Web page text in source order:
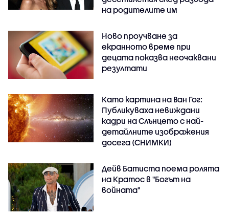
на родителите им
Ново проучване за
екранното време при
децата показва неочаквани
резултати
Като картина на Ван Гог:
Публикуваха невиждани
кадри на Слънцето с най-
детайлните изображения
досега (СНИМКИ)
Дейв Батиста поема ролята
на Кратос в "Богът на
войната"